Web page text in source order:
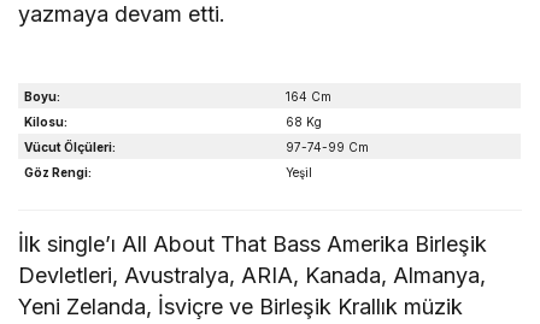
yazmaya devam etti.
Boyu:
164 Cm
Kilosu:
68 Kg
Vücut Ölçüleri:
97-74-99 Cm
Göz Rengi:
Yeşil
İlk single’ı All About That Bass Amerika Birleşik
Devletleri, Avustralya, ARIA, Kanada, Almanya,
Yeni Zelanda, İsviçre ve Birleşik Krallık müzik